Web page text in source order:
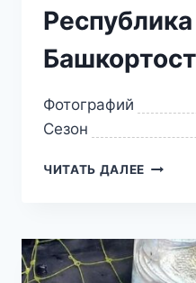
Республика
Фотографий
Сезон
ЧИТАТЬ ДАЛЕЕ